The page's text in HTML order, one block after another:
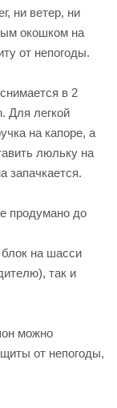
ни ветер, ни
окошком на
от непогоды.
в 2
Для легкой
на капоре, а
люльку на
запачкается.
продумано до
блок на шасси
так и
можно
от непогоды,